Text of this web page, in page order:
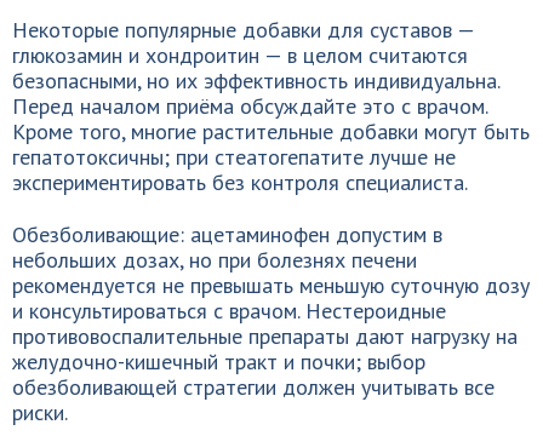
Некоторые популярные добавки для суставов —
глюкозамин и хондроитин — в целом считаются
безопасными, но их эффективность индивидуальна.
Перед началом приёма обсуждайте это с врачом.
Кроме того, многие растительные добавки могут быть
гепатотоксичны; при стеатогепатите лучше не
экспериментировать без контроля специалиста.
Обезболивающие: ацетаминофен допустим в
небольших дозах, но при болезнях печени
рекомендуется не превышать меньшую суточную дозу
и консультироваться с врачом. Нестероидные
противовоспалительные препараты дают нагрузку на
желудочно-кишечный тракт и почки; выбор
обезболивающей стратегии должен учитывать все
риски.